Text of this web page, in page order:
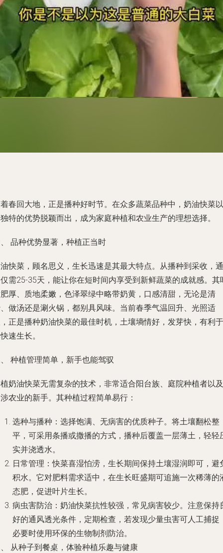
春回大地，正是播种好时节。在众多蔬菜品种中，奶油快菜以
特的优势脱颖而出，成为家庭种植和农业生产的理想选择。
品种优势显著，种植正当时
快菜，顾名思义，生长迅速是其最大特点。从播种到采收，通
需25-35天，能让你在短时间内享受到新鲜蔬菜的成就感。其
厚、质地柔嫩，色泽翠绿中略带奶黄，口感清甜，无论是清
做汤还是涮火锅，都别具风味。当前春季气温回升、光照适
正是播种奶油快菜的最佳时机，土壤墒情好，发芽快，有利于
速生长。
种植管理简单，新手也能驾驭
奶油快菜无需复杂的技术，非常适合阳台族、庭院种植者以及
农业的新手。其种植过程简单易行：
选种与播种 ：选择饱满、无病害的优质种子。将土壤翻松整
平，可采用条播或撒播的方式，播种后覆盖一层薄土，轻轻
实并浇透水。
日常管理 ：快菜喜湿怕涝，生长期间保持土壤湿润即可，避
积水。它对肥料需求适中，在生长旺盛期可追施一次稀薄的
态肥，促进叶片生长。
病虫害防治 ：奶油快菜抗性较强，常见病害较少。注意保持
好的通风透光条件，定期检查，若发现少量虫害可人工捕捉
必要时使用环保的生物制剂防治。
从种子到餐桌，体验种植乐趣与健康